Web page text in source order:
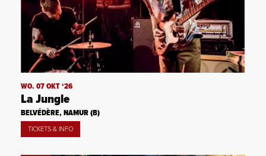
WO. 07 OKT ‘26
La Jungle
BELVÉDÈRE, NAMUR (B)
TICKETS & INFO